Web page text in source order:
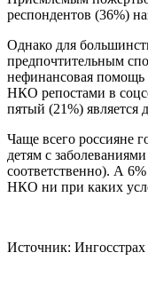
респондентов (36%)
Однако для
предпочтительным
нефинансовая помощь
НКО репостами в
пятый (21%) является
Чаще всего россияне
детям с
соответственно). А
НКО ни при каких
Источник: Ингосстрах